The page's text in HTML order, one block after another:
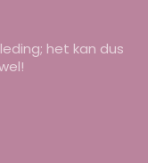
het kan dus